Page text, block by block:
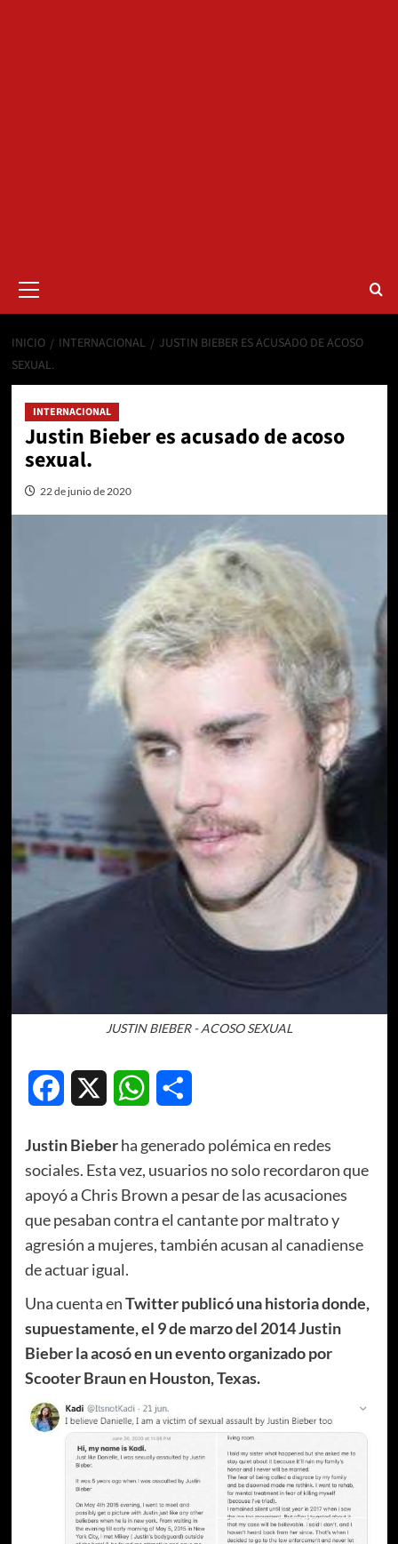
primario
INICIO INTERNACIONAL
JUSTIN BIEBER ES ACUSADO DE ACOSO
SEXUAL.
INTERNACIONAL
Justin Bieber es acusado de acoso
sexual.
22 de junio de 2020
JUSTIN BIEBER - ACOSO SEXUAL
Facebook WhatsApp
Justin Bieberha generado polémica en redes
sociales. Esta vez, usuarios no solo recordaron que
apoyó a Chris Brown a pesar de las acusaciones
que pesaban contra el cantante por maltrato y
agresión a mujeres, también acusan al canadiense
de actuar igual.
Una cuenta enTwitter publicó una historia donde,
supuestamente, el 9 de marzo del 2014 Justin
Bieber la acosó en un evento organizado por
Scooter Braun en Houston, Texas.